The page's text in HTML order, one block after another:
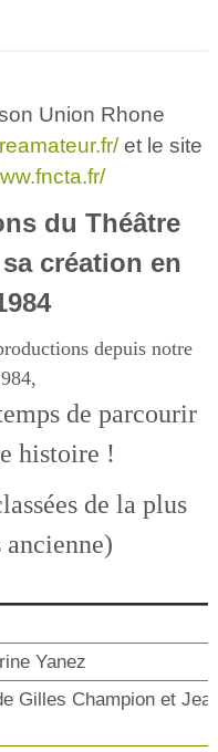
Union Rhone
et le site
du Théâtre
création en
depuis notre
de parcourir
histoire !
de la plus
ancienne)
Yanez
Gilles Champion et